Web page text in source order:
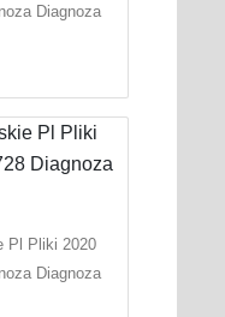
Diagnoza
Pl Pliki 2020
Diagnoza